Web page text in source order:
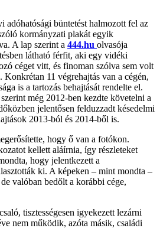
adóhatósági büntetést halmozott fel az
kormányzati plakát egyik
A lap szerint a 444.hu olvasója
látható férfit, aki egy vidéki
céget vitt, és finoman szólva sem volt
Konkrétan 11 végrehajtás van a cégén,
is a tartozás behajtását rendelte el.
még 2012-ben kezdte követelni a
jelentősen felduzzadt késedelmi
2013-ból és 2014-ből is.
hogy ő van a fotókon.
kellett aláírnia, így részleteket
hogy jelentkezett a
ki. A képeken – mint mondta –
valóban bedőlt a korábbi cége,
tisztességesen igyekezett lezárni
nem működik, azóta másik, családi